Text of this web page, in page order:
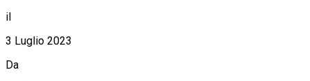
il
3 Luglio 2023
Da